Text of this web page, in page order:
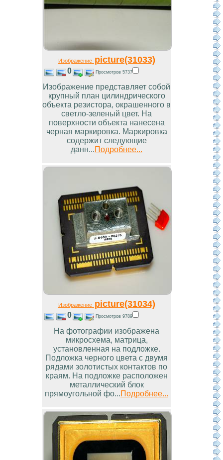
Изображениеpicture(31033)
0 Просмотров 5737
Изображение представляет собой
крупный план цилиндрического
объекта резистора, окрашенного в
светло-зеленый цвет. На
поверхности объекта нанесена
черная маркировка. Маркировка
содержит следующие
данн...Подробнее...
Изображениеpicture(31034)
0 Просмотров 9789
На фотографии изображена
микросхема, матрица,
установленная на подложке.
Подложка черного цвета с двумя
рядами золотистых контактов по
краям. На подложке расположен
металлический блок
прямоугольной фо...Подробнее...